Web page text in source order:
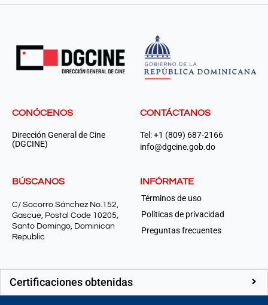
CONÓCENOS
Dirección General de Cine
(DGCINE)
CONTÁCTANOS
Tel: +1 (809) 687-2166
info@dgcine.gob.do
BÚSCANOS
C/ Socorro Sánchez No.152,
Gascue, Postal Code 10205,
Santo Domingo, Dominican
Republic
INFÓRMATE
Términos de uso
Políticas de privacidad
Preguntas frecuentes
Certificaciones obtenidas